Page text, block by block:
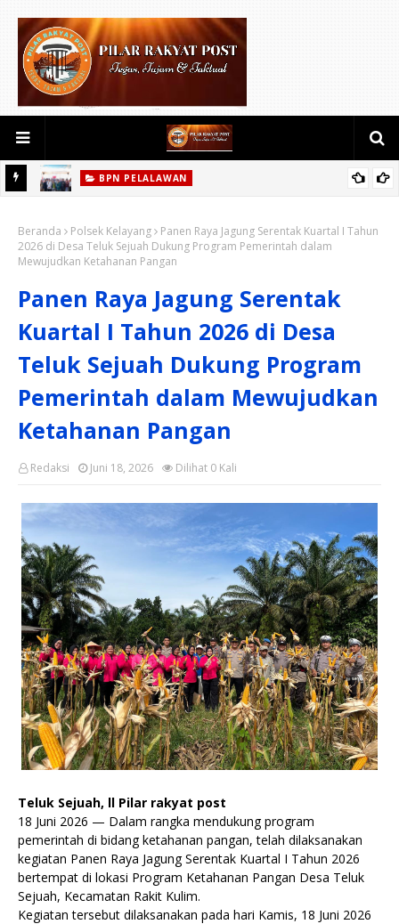
BPN PELALAWAN
Pendaftaran Tanah Ulayat di Desa Langgam, Kabupaten
Pelalawan
Beranda Polsek Kelayang
Panen Raya Jagung Serentak Kuartal I Tahun
2026 di Desa Teluk Sejuah Dukung Program Pemerintah dalam
Mewujudkan Ketahanan Pangan
Panen Raya Jagung Serentak
Kuartal I Tahun 2026 di Desa
Teluk Sejuah Dukung Program
Pemerintah dalam Mewujudkan
Ketahanan Pangan
Redaksi Dilihat 0 Kali
Juni 18, 2026
Teluk Sejuah, ll Pilar rakyat post
18 Juni 2026 — Dalam rangka mendukung program
pemerintah di bidang ketahanan pangan, telah dilaksanakan
kegiatan Panen Raya Jagung Serentak Kuartal I Tahun 2026
bertempat di lokasi Program Ketahanan Pangan Desa Teluk
Sejuah, Kecamatan Rakit Kulim.
Kegiatan tersebut dilaksanakan pada hari Kamis, 18 Juni 2026